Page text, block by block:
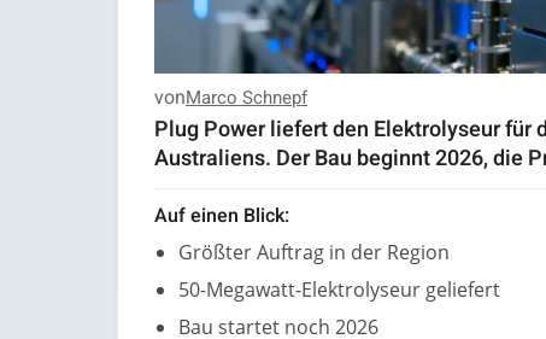
vonMarco Schnepf
Plug Power liefert den Elektrolyseur
Australiens. Der Bau beginnt 2026, die
Auf einen Blick:
Größter Auftrag in der Region
50-Megawatt-Elektrolyseur geliefert
Bau startet noch 2026